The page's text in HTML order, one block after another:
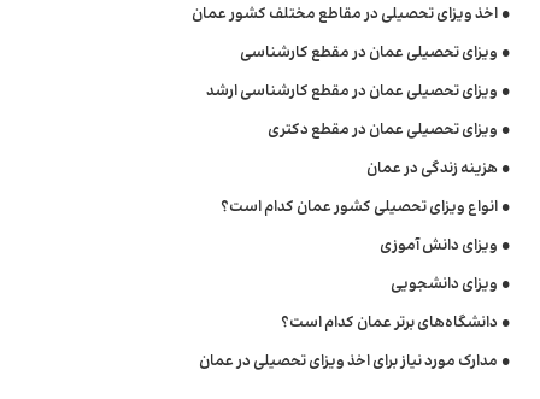
اخذ ویزای تحصیلی در مقاطع مختلف کشور عمان
ویزای تحصیلی عمان در مقطع کارشناسی
ویزای تحصیلی عمان در مقطع کارشناسی ارشد
ویزای تحصیلی عمان در مقطع دکتری
هزینه زندگی در عمان
انواع ویزای تحصیلی کشور عمان کدام است؟
ویزای دانش آموزی
ویزای دانشجویی
دانشگاه‌های برتر عمان کدام است؟
مدارک مورد نیاز برای اخذ ویزای تحصیلی در عمان